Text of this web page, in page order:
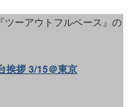
ーアウトフルベース』の
挨拶 3/15＠東京